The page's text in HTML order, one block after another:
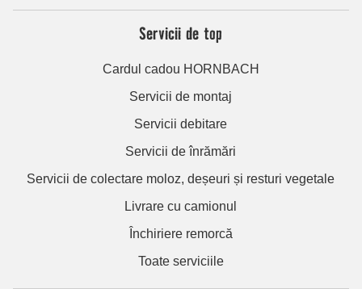
Servicii de top
Cardul cadou HORNBACH
Servicii de montaj
Servicii debitare
Servicii de înrămări
Servicii de colectare moloz, deșeuri și resturi vegetale
Livrare cu camionul
Închiriere remorcă
Toate serviciile